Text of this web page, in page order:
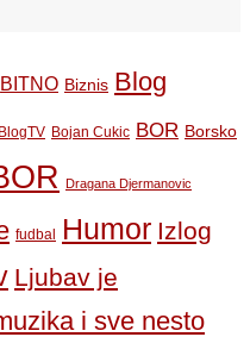
BITNO Biznis Blog
BlogTV Bojan Cukic BOR Borsko
Dragana Djermanovic
fudbal Humor Izlog
Ljubav je
i sve nesto